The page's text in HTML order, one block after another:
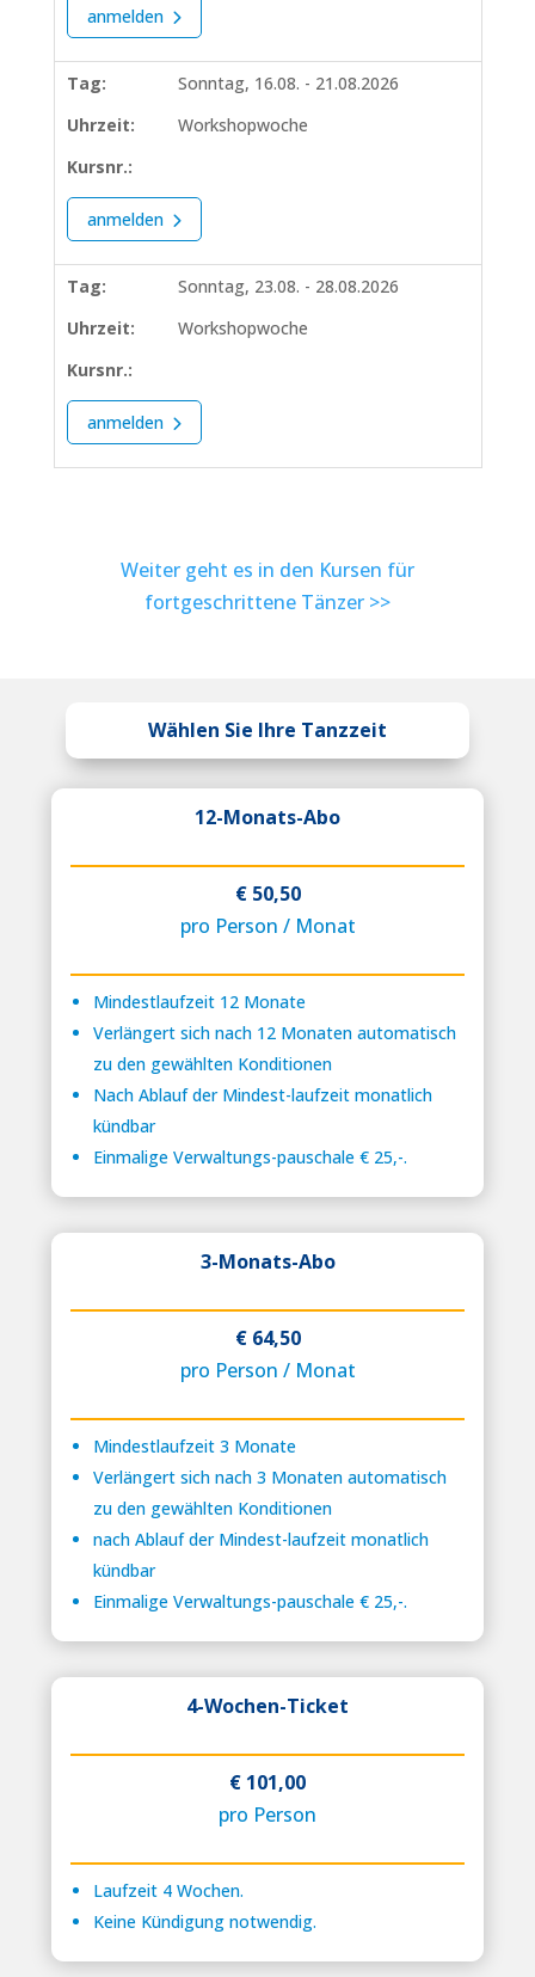
anmelden
Tag:
Sonntag, 16.08. - 21.08.2026
Uhrzeit:
Workshopwoche
Kursnr.:
anmelden
Tag:
Sonntag, 23.08. - 28.08.2026
Uhrzeit:
Workshopwoche
Kursnr.:
anmelden
Weiter geht es in den Kursen für
fortgeschrittene Tänzer >>
Wählen Sie Ihre Tanzzeit
12-Monats-Abo
€ 50,50
pro Person / Monat
Mindestlaufzeit 12 Monate
Verlängert sich nach 12 Monaten automatisch
zu den gewählten Konditionen
Nach Ablauf der Mindest-laufzeit monatlich
kündbar
Einmalige Verwaltungs-pauschale € 25,-.
3-Monats-Abo
€ 64,50
pro Person / Monat
Mindestlaufzeit 3 Monate
Verlängert sich nach 3 Monaten automatisch
zu den gewählten Konditionen
nach Ablauf der Mindest-laufzeit monatlich
kündbar
Einmalige Verwaltungs-pauschale € 25,-.
4-Wochen-Ticket
€ 101,00
pro Person
Laufzeit 4 Wochen.
Keine Kündigung notwendig.